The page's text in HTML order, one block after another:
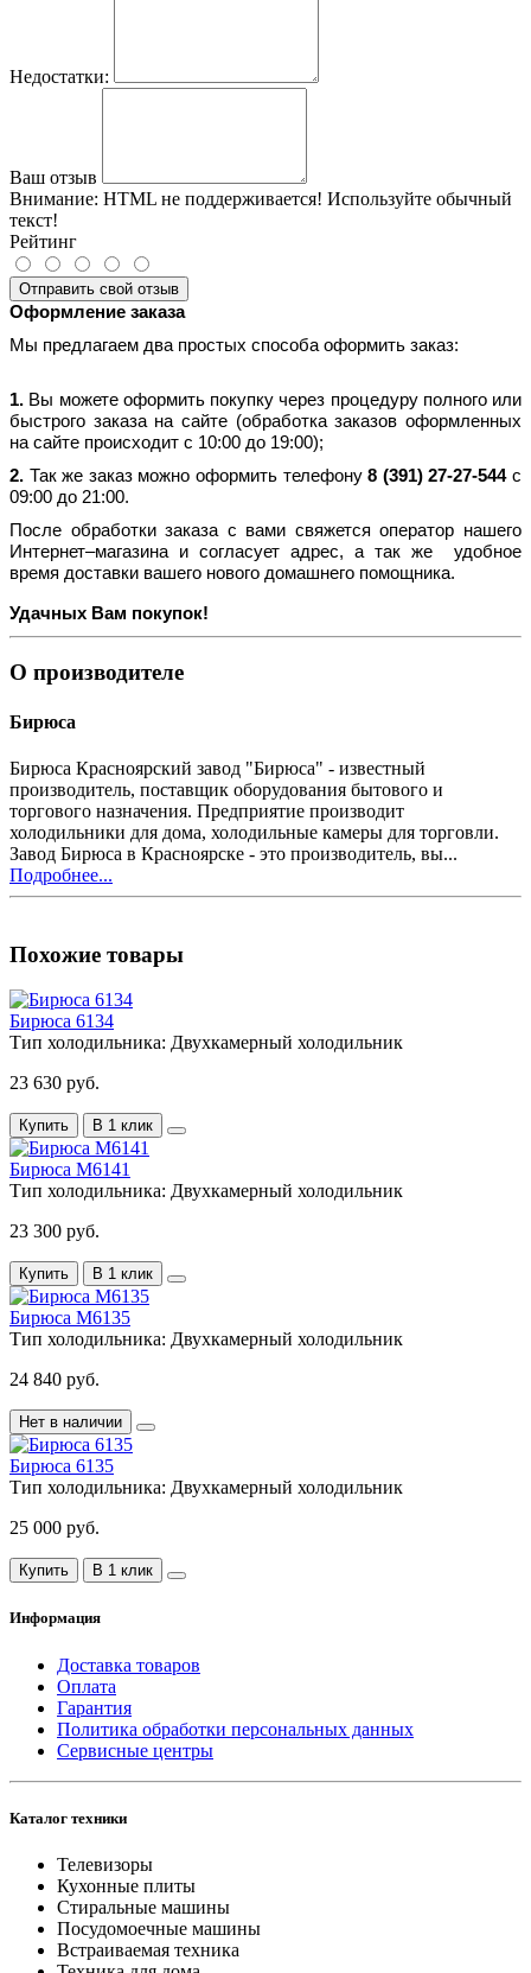
Недостатки:
Ваш отзыв
Внимание: HTML не поддерживается! Используйте обычный
текст!
Рейтинг
Отправить свой отзыв
Оформление заказа
Мы предлагаем два простых способа оформить заказ:
1. Вы можете оформить покупку через процедуру полного или
быстрого заказа на сайте (обработка заказов оформленных
на сайте происходит с 10:00 до 19:00);
2. Так же заказ можно оформить телефону8 (391) 27-27-544с
09:00 до 21:00.
После обработки заказа с вами свяжется оператор нашего
Интернет–магазина и согласует адрес, а так же удобное
время доставки вашего нового домашнего помощника.
Удачных Вам покупок!
О производителе
Бирюса
Бирюса Красноярский завод "Бирюса" - известный
производитель, поставщик оборудования бытового и
торгового назначения. Предприятие производит
холодильники для дома, холодильные камеры для торговли.
Завод Бирюса в Красноярске - это производитель, вы...
Подробнее...
Похожие товары
Бирюса 6134
Тип холодильника: Двухкамерный холодильник
23 630 руб.
Купить В 1 клик
Бирюса M6141
Тип холодильника: Двухкамерный холодильник
23 300 руб.
Купить В 1 клик
Бирюса M6135
Тип холодильника: Двухкамерный холодильник
24 840 руб.
Нет в наличии
Бирюса 6135
Тип холодильника: Двухкамерный холодильник
25 000 руб.
Купить В 1 клик
Информация
Доставка товаров
Оплата
Гарантия
Политика обработки персональных данных
Сервисные центры
Каталог техники
Телевизоры
Кухонные плиты
Стиральные машины
Посудомоечные машины
Встраиваемая техника